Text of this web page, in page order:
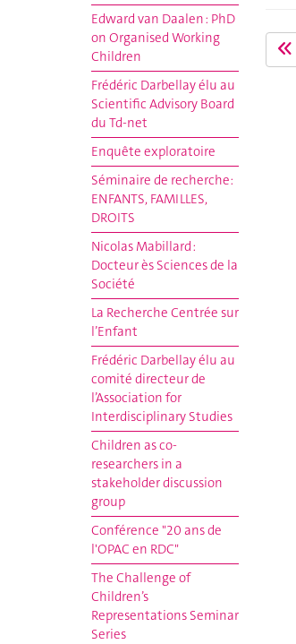
Edward van Daalen : PhD
on Organised Working
Children
Frédéric Darbellay élu au
Scientific Advisory Board
du Td-net
Enquête exploratoire
Séminaire de recherche:
ENFANTS, FAMILLES,
DROITS
Nicolas Mabillard :
Docteur ès Sciences de la
Société
La Recherche Centrée sur
l’Enfant
Frédéric Darbellay élu au
comité directeur de
l’Association for
Interdisciplinary Studies
Children as co-
researchers in a
stakeholder discussion
group
Conférence "20 ans de
l'OPAC en RDC"
The Challenge of
Children’s
Representations Seminar
Series